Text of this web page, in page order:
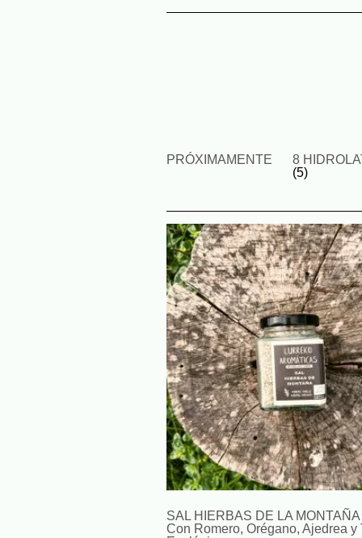
PRÓXIMAMENTE
8
(5)
SAL HIERBAS DE LA MONTAÑA
Con Romero, Orégano, Ajedrea y